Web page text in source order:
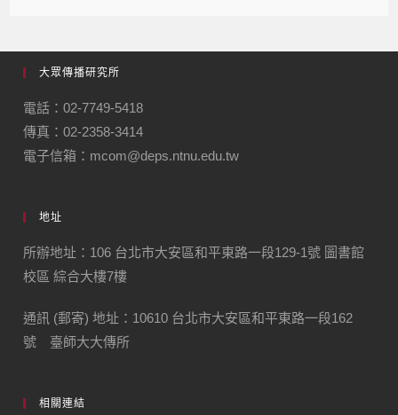
大眾傳播研究所
電話：02-7749-5418
傳真：02-2358-3414
電子信箱：mcom@deps.ntnu.edu.tw
地址
所辦地址：106 台北市大安區和平東路一段129-1號 圖書館
校區 綜合大樓7樓
通訊 (郵寄) 地址： 10610 台北市大安區和平東路一段162
號 臺師大大傳所
相關連結